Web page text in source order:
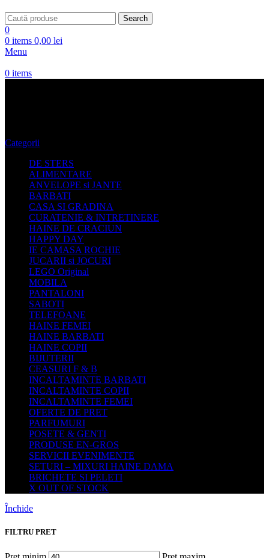
Search
0
0 items 0,00 lei
Menu
0 items
Categorii
DE STERS
ALIMENTARE
ANVELOPE si JANTE
BARBATI
CASA SI GRADINA
CURATENIE & INTRETINERE
HAINE DE CRACIUN
HAPPY DAY
IE CAMASA ROCHIE
JUCARII si JOCURI
LEGO Original
MOBILA
PANTALONI
SABOTI
TELEFOANE
HAINE FEMEI
HAINE BARBATI
HAINE COPII
BIJUTERII
CEASURI F & B
INCALTAMINTE BARBATI
INCALTAMINTE COPII
INCALTAMINTE FEMEI
OFERTE DE PRET
PARFUMURI
POSETE & GENTI
PRODUSE EN-GROS
SERVICII EVENIMENTE
SETURI – MIXURI HAINE DAMA
BRICHETE SI PELETI
X OUT OF STOCK
Închide
FILTRU PRET